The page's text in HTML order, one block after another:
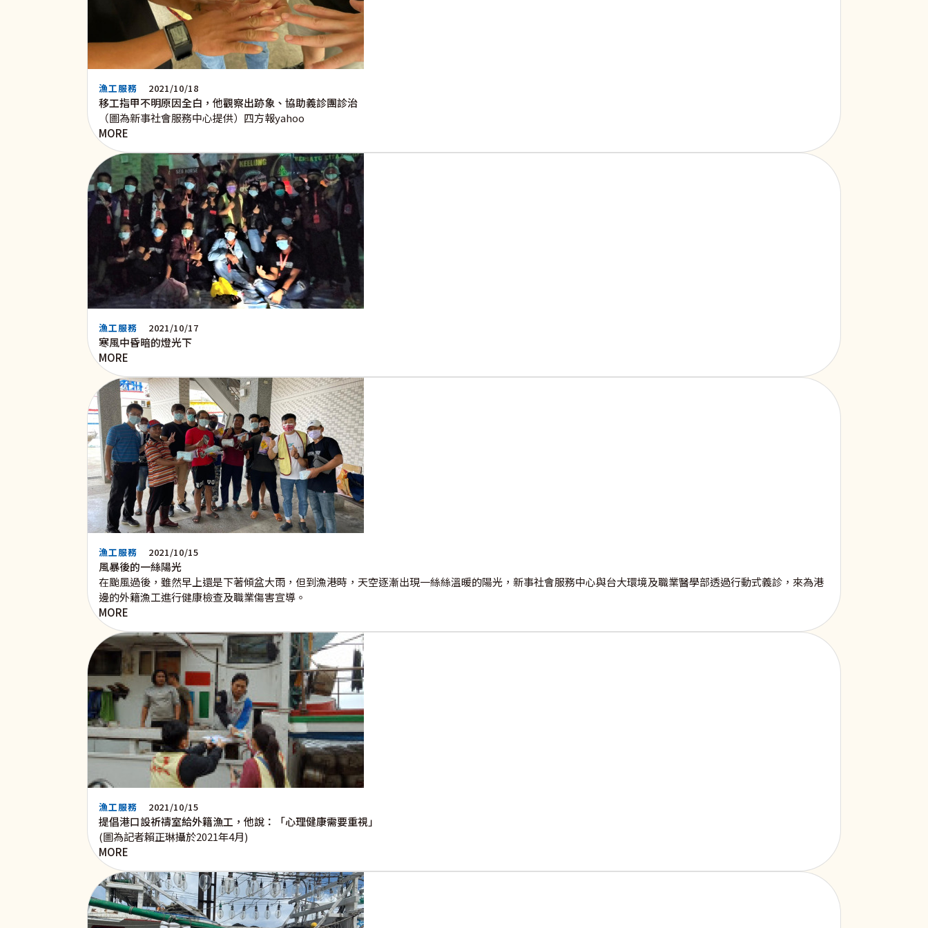
漁工服務 2021/10/18
移工指甲不明原因全白，他觀察出跡象、協助義診團診治
（圖為新事社會服務中心提供）四方報yahoo
MORE
漁工服務 2021/10/17
寒風中昏暗的燈光下
MORE
漁工服務 2021/10/15
風暴後的一絲陽光
在颱風過後，雖然早上還是下著傾盆大雨，但到漁港時，天空逐漸出現一絲絲溫暖的陽光，新事社會服務中心與台大環境及職業醫學部透過行動式義診，來為港
邊的外籍漁工進行健康檢查及職業傷害宣導。
MORE
漁工服務 2021/10/15
提倡港口設祈禱室給外籍漁工，他說：「心理健康需要重視」
(圖為記者賴正琳攝於2021年4月)
MORE